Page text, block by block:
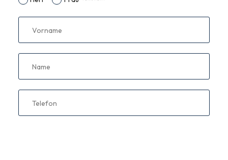
Vorname
Name
Telefon